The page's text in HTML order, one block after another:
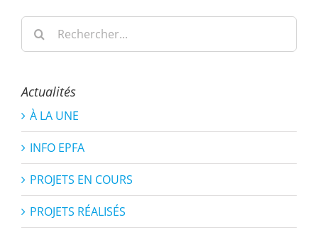
Rechercher:
Actualités
À LA UNE
INFO EPFA
PROJETS EN COURS
PROJETS RÉALISÉS